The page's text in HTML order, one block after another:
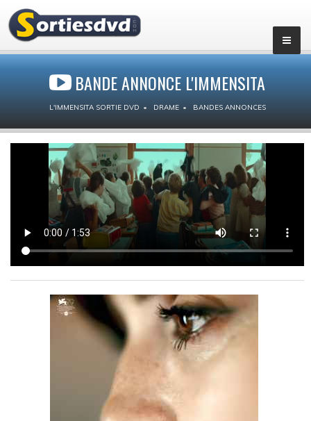
BANDE ANNONCE L'IMMENSITA
L'IMMENSITA SORTIE DVD DRAME BANDES ANNONCES